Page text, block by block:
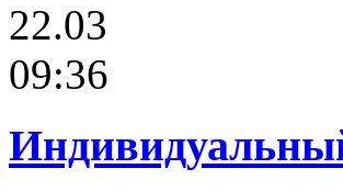
22.03
09:36